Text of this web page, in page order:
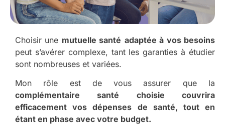
Choisir une mutuelle santé adaptée à vos besoins
peut s’avérer complexe, tant les garanties à étudier
sont nombreuses et variées.
Mon rôle est de vous assurer que la
complémentaire santé choisie couvrira
efficacement vos dépenses de santé, tout en
étant en phase avec votre budget.